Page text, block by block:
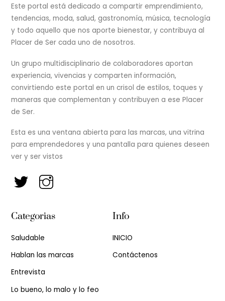
Top
Este portal está dedicado a compartir emprendimiento,
tendencias, moda, salud, gastronomía, música, tecnología
y todo aquello que nos aporte bienestar, y contribuya al
Placer de Ser cada uno de nosotros.
Un grupo multidisciplinario de colaboradores aportan
experiencia, vivencias y comparten información,
convirtiendo este portal en un crisol de estilos, toques y
maneras que complementan y contribuyen a ese Placer
de Ser.
Esta es una ventana abierta para las marcas, una vitrina
para emprendedores y una pantalla para quienes deseen
ver y ser vistos
Categorias
Saludable
Hablan las marcas
Entrevista
Lo bueno, lo malo y lo feo
Info
INICIO
Contáctenos